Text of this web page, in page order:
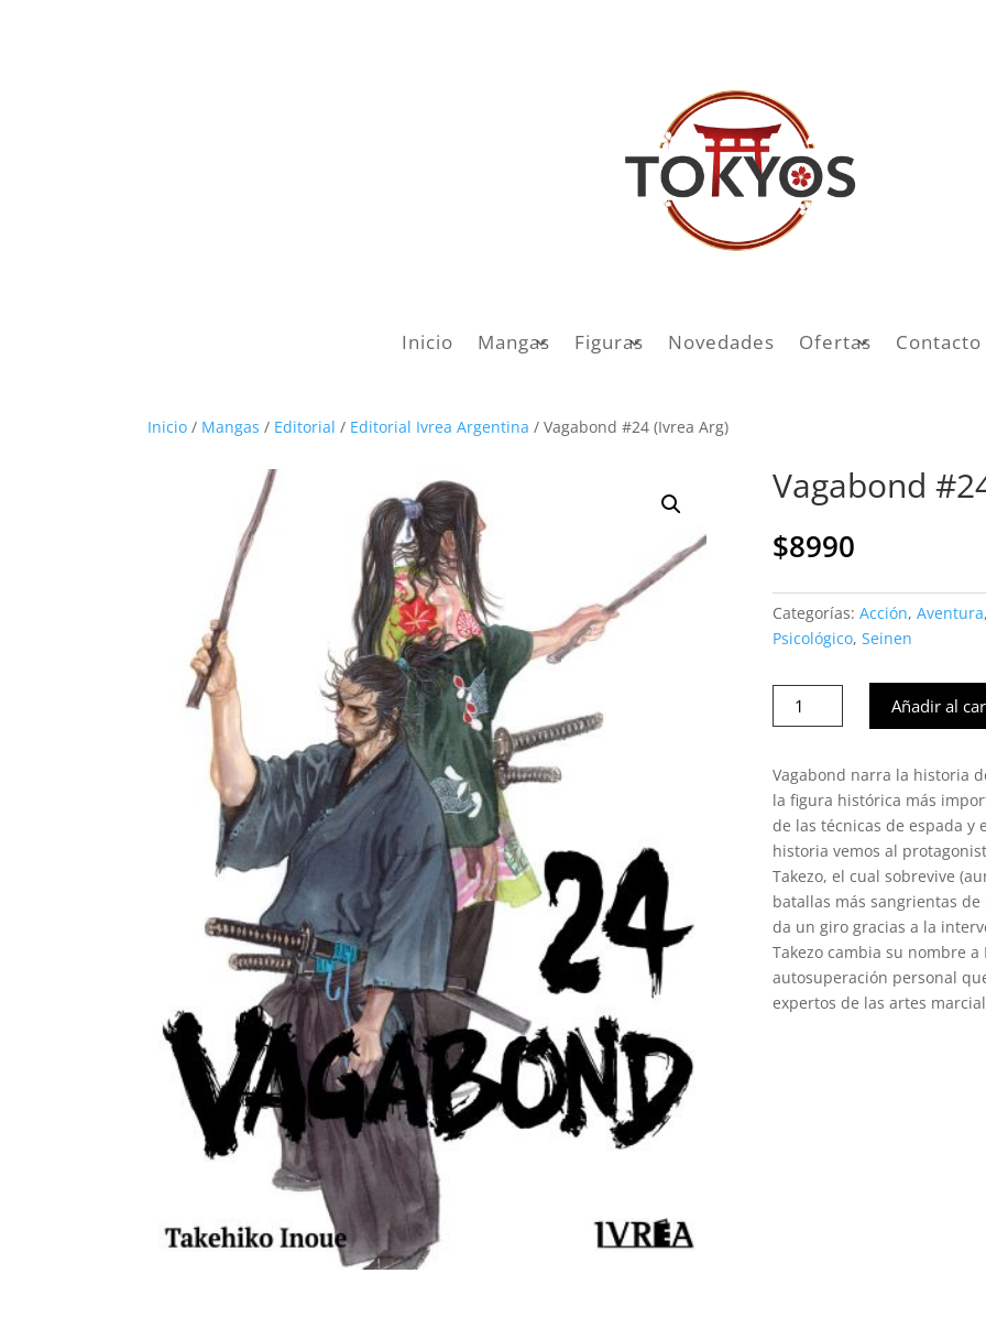
Inicio Mangas Figuras Novedades Ofertas Contacto
Inicio / Mangas / Editorial / Editorial Ivrea Argentina / Vagabond #24 (Ivrea Arg)
Vagabond
$8990
Categorías: Acción, Aventura,
Psicológico, Seinen
Vagabond
#24
Arg)
cantidad
Añadir al
Vagabond narra la historia
la figura histórica más
de las técnicas de espada y
historia vemos al
Takezo, el cual sobrevive
batallas más sangrientas
da un giro gracias a la
Takezo cambia su nombre
autosuperación personal
expertos de las artes